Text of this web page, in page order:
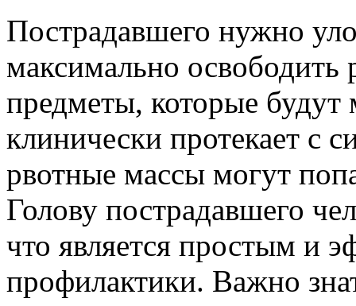
Пострадавшего нужно
максимально освободить
предметы, которые
клинически протекает с
рвотные массы могут
Голову пострадавшего
что является простым и
профилактики. Важно